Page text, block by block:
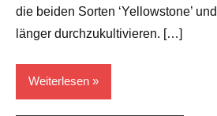
die beiden Sorten ‘Yellowstone’
länger durchzukultivieren. […]
Weiterlesen